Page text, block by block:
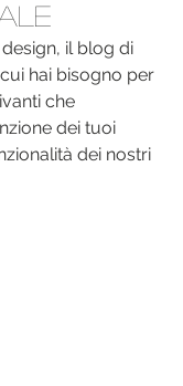
il blog di
hai bisogno per
che
dei tuoi
dei nostri